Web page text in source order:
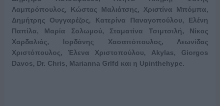
Λαμπρόπουλος, Κώστας Μαλιάτσης, Χριστίνα Μπόμπα,
Δημήτρης Ουγγαρέζος, Κατερίνα Παναγοπούλου, Ελένη
Παπίλα, Μαρία Σολωμού, Σταματίνα Τσιμτσιλή, Νίκος
Χαρδαλιάς, Ιορδάνης Χασαπόπουλος, Λεωνίδας
Χριστόπουλος, Έλενα Χριστοπούλου, Akylas, Giorgos
Davos, Dr. Chris, Marianna Grlfd και η Upinthehype.